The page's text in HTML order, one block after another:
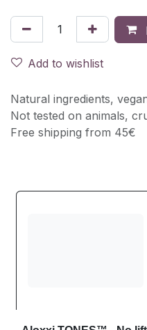
Add to wishlist
Natural ingredients,
Not tested on animals,
Free shipping from 45€